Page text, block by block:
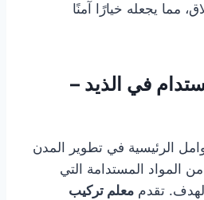
مما يجعله خيارًا آمنًا
في الذيد –
الرئيسية في تطوير المدن
من المواد المستدامة التي
تقدم معلم تركيب